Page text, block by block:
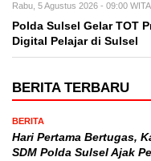
Rabu, 5 Agustus 2026 - 09:00 WITA
Polda Sulsel Gelar TOT
Digital Pelajar di Sulsel
BERITA TERBARU
BERITA
Hari Pertama Bertugas,
SDM Polda Sulsel Ajak